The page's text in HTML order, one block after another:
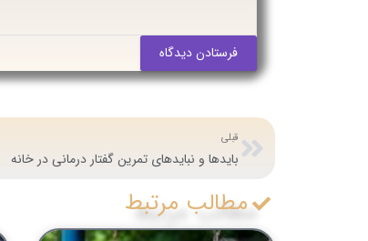
فرستادن دیدگاه
قبلی
بایدها و نبایدهای تمرین گفتار درمانی در خانه
مطالب مرتبط